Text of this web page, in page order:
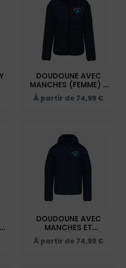
DOUDOUNE AVEC
MANCHES (FEMME) -
VAL DE SAÔNE -
NAVY - K6121
À partir de 74,99 €
-
DOUDOUNE AVEC
MANCHES ET
CAPUCHE (ENFANT) -
VAL DE SAÔNE -
À partir de 74,99 €